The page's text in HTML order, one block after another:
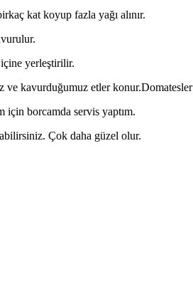
kat koyup fazla yağı alınır.
yerleştirilir.
ve kavurduğumuz etler
için borcamda servis yaptım.
Çok daha güzel olur.